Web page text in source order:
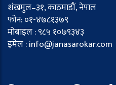
शंखमुल–३१, काठमाडौं, नेपाल
फोन: ०१-४७८१३७९
मोबाइल : ९८५ १०७९३४३
इमेल : info@janasarokar.com